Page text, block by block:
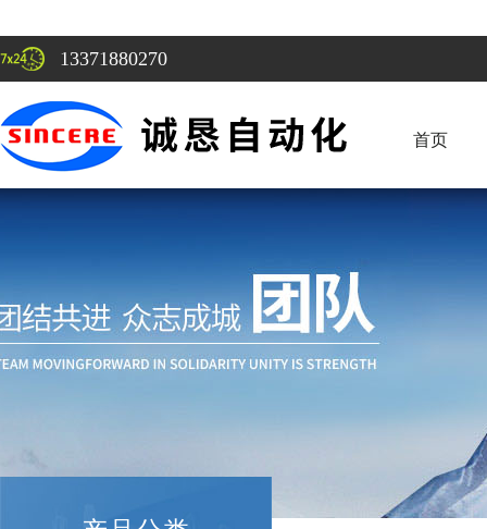
13371880270
首页